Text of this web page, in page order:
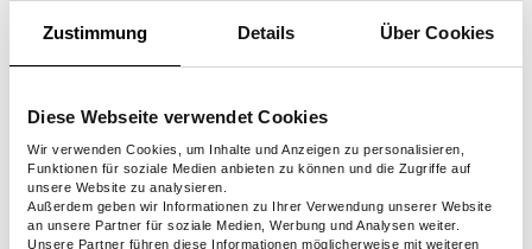
Zustimmung Details Über Cookies
Diese Webseite verwendet Cookies
Wir verwenden Cookies, um Inhalte und Anzeigen zu personalisieren,
Funktionen für soziale Medien anbieten zu können und die Zugriffe auf
unsere Website zu analysieren.
Außerdem geben wir Informationen zu Ihrer Verwendung unserer Website
an unsere Partner für soziale Medien, Werbung und Analysen weiter.
Unsere Partner führen diese Informationen möglicherweise mit weiteren
Veranstaltung befinden, auf der es viele
Sie können anfangen, Vertrauen zu
gewinnen, indem Sie einen niedrigeren Preis
für den Kauf von etwas in großen Mengen
aushandeln und sich dann von dort aus
vorarbeiten.